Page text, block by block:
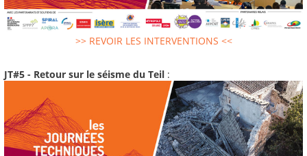
>> REVOIR LES INTERVENTIONS <<
JT#5 - Retour sur le séisme du Teil :